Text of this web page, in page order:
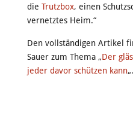
die Trutzbox, einen
vernetztes Heim.“
Den vollständigen Artikel
Sauer zum Thema „Der
jeder davor schützen kann„.